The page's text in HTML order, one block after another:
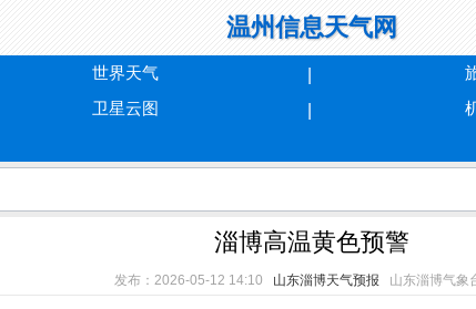
温州信息天气网
世界天气
卫星云图
淄博高温黄色预警
发布：2026-05-12 14:10 山东淄博天气预报 山东淄博气象